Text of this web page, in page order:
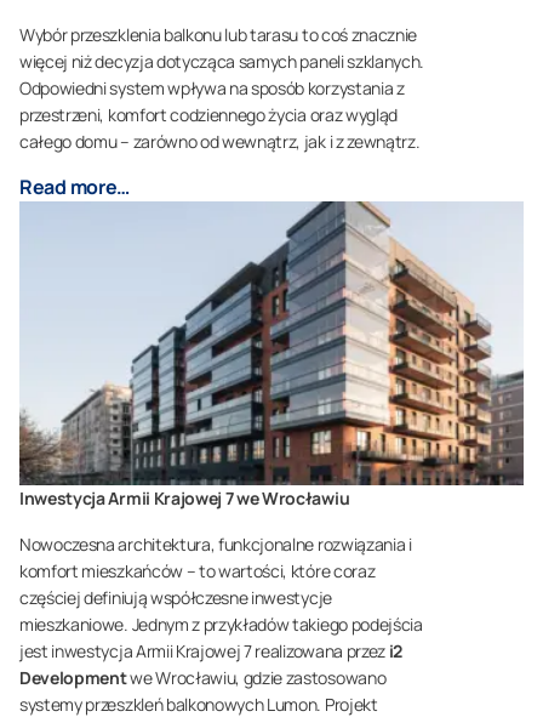
Wybór przeszklenia balkonu lub tarasu to coś znacznie
więcej niż decyzja dotycząca samych paneli szklanych.
Odpowiedni system wpływa na sposób korzystania z
przestrzeni, komfort codziennego życia oraz wygląd
całego domu – zarówno od wewnątrz, jak i z zewnątrz.
Read more…
Inwestycja Armii Krajowej 7 we Wrocławiu
Nowoczesna architektura, funkcjonalne rozwiązania i
komfort mieszkańców – to wartości, które coraz
częściej definiują współczesne inwestycje
mieszkaniowe. Jednym z przykładów takiego podejścia
jest inwestycja Armii Krajowej 7 realizowana przez i2
Developmentwe Wrocławiu, gdzie zastosowano
systemy przeszkleń balkonowych Lumon. Projekt